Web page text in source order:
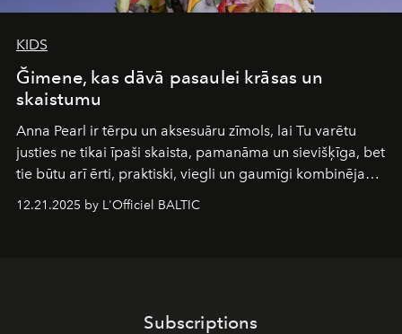
KIDS
Ğimene, kas dāvā pasaulei krāsas un
skaistumu
Anna Pearl ir tērpu un aksesuāru zīmols, lai Tu varētu
justies ne tikai īpaši skaista, pamanāma un sievišķīga, bet
tie būtu arī ērti, praktiski, viegli un gaumīgi kombinējami
piedzīvojumos.
12.21.2025 by L'Officiel BALTIC
Subscriptions